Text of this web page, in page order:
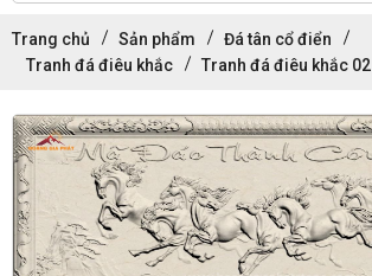
Trang chủ Sản phẩm
Đá tân cổ điển
Tranh đá điêu khắc
Tranh đá điêu khắc 02